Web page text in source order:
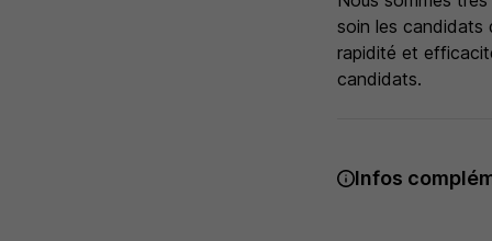
soin les candidats
rapidité et
candidats.
Infos